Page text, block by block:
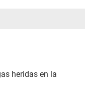
heridas en la